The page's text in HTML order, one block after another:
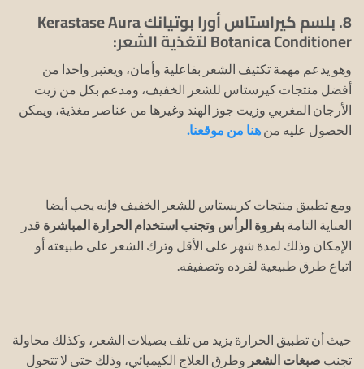
8. بلسم كيراستاس أورا بوتيانك Kerastase Aura
Botanica Conditioner لتغذية الشعر:
وهو يدعم مهمة تكثيف الشعر بفاعلية وأمان، ويعتبر واحدا من
أفضل منتجات كيرستاس للشعر الخفيف، ومدعم بكل من زيت
الأرجان المغربي وزيت جوز الهند وغيرها من عناصر مغذية، ويمكن
الحصول عليه من هنا من موقعنا.
ومع تطبيق منتجات كريستاس للشعر الخفيف فإنه يجب أيضا
العناية التامة بفروة الرأس وتجنب استخدام الحرارة المباشرة قدر
الإمكان وذلك لمدة شهر على الأقل وترك الشعر على طبيعته أو
اتباع طرق طبيعية لفرده وتصفيفه.
حيث أن تطبيق الحرارة يزيد من تلف بصيلات الشعر، وكذلك محاولة
تجنب صبغات الشعر وطرق العلاج الكيميائي، وذلك حتى لا تتحول